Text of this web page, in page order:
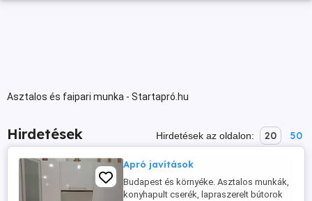
Asztalos és faipari munka - Startapró.hu
Hirdetések Hirdetések az oldalon: 20 50
Apró javítások
Budapest és környéke. Asztalos munkák,
konyhapult cserék, lapraszerelt bútorok